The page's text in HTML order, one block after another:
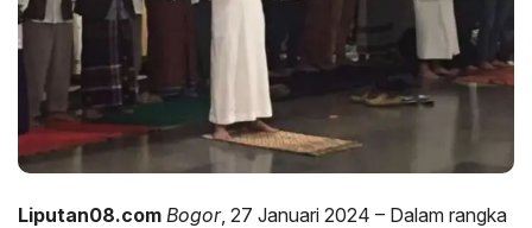
Liputan08.com Bogor, 27 Januari 2024 – Dalam rangka